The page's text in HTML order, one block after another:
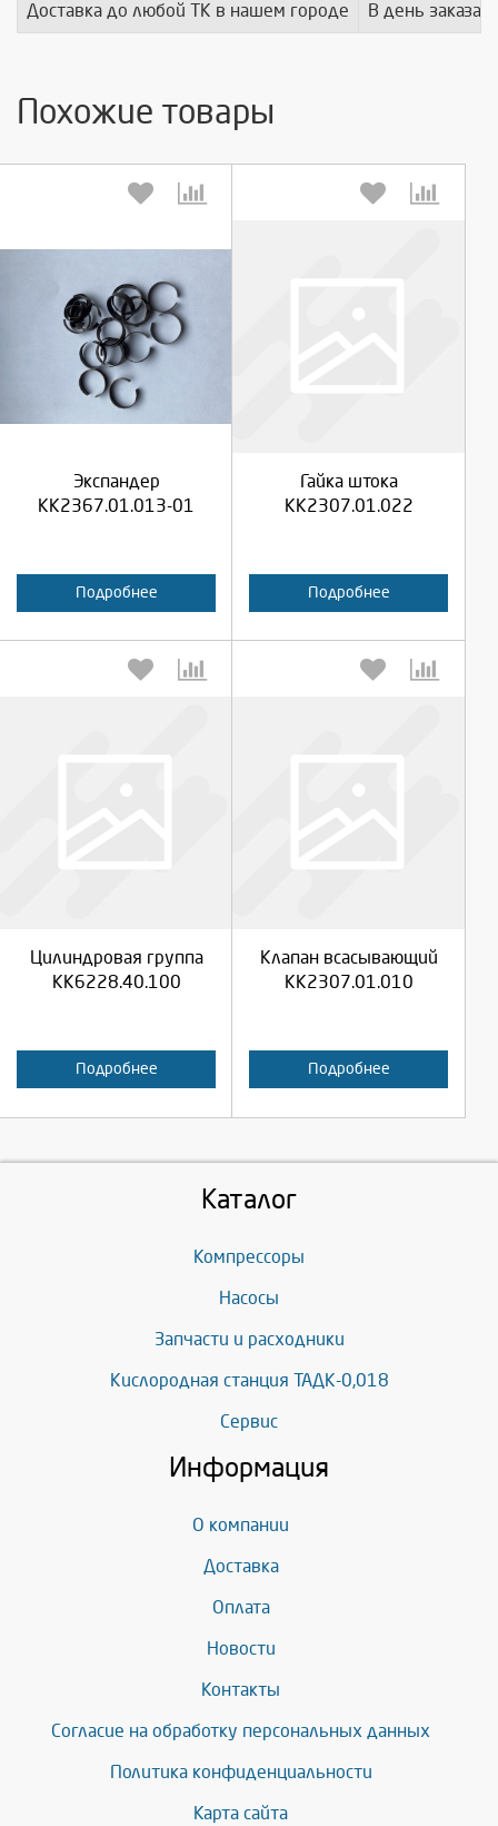
Доставка до любой ТК в нашем городе В день заказа
Похожие товары
Экспандер
КК2367.01.013-01
Подробнее
Выберите количество:
Отмена
Гайка штока
КК2307.01.022
Подробнее
Отмена
Цилиндровая группа
КК6228.40.100
Подробнее
Отмена
Клапан всасывающий
КК2307.01.010
Подробнее
Отмена
Каталог
Компрессоры
Насосы
Запчасти и расходники
Кислородная станция ТАДК-0,018
Сервис
Информация
О компании
Доставка
Оплата
Новости
Контакты
Согласие на обработку персональных данных
Политика конфиденциальности
Карта сайта